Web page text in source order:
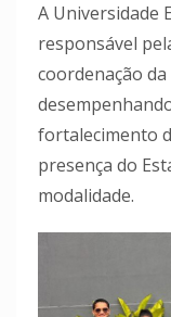
A Universidade
responsável
coordenação
fortalecimento
presença do
modalidade.